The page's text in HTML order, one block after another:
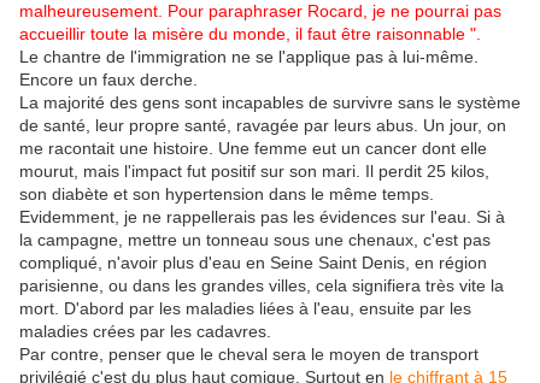
malheureusement. Pour paraphraser Rocard, je ne pourrai pas
accueillir toute la misère du monde, il faut être raisonnable ".
Le chantre de l'immigration ne se l'applique pas à lui-même.
Encore un faux derche.
La majorité des gens sont incapables de survivre sans le système
de santé, leur propre santé, ravagée par leurs abus. Un jour, on
me racontait une histoire. Une femme eut un cancer dont elle
mourut, mais l'impact fut positif sur son mari. Il perdit 25 kilos,
son diabète et son hypertension dans le même temps.
Evidemment, je ne rappellerais pas les évidences sur l'eau. Si à
la campagne, mettre un tonneau sous une chenaux, c'est pas
compliqué, n'avoir plus d'eau en Seine Saint Denis, en région
parisienne, ou dans les grandes villes, cela signifiera très vite la
mort. D'abord par les maladies liées à l'eau, ensuite par les
maladies crées par les cadavres.
Par contre, penser que le cheval sera le moyen de transport
privilégié c'est du plus haut comique. Surtout en le chiffrant à 15